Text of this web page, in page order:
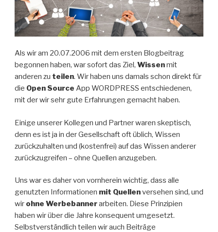
Als wir am 20.07.2006 mit dem ersten Blogbeitrag
begonnen haben, war sofort das Ziel, Wissenmit
anderen zu teilen. Wir haben uns damals schon direkt für
die Open Source App WORDPRESS entschiedenen,
mit der wir sehr gute Erfahrungen gemacht haben.
Einige unserer Kollegen und Partner waren skeptisch,
denn es ist ja in der Gesellschaft oft üblich, Wissen
zurückzuhalten und (kostenfrei) auf das Wissen anderer
zurückzugreifen – ohne Quellen anzugeben.
Uns war es daher von vornherein wichtig, dass alle
genutzten Informationen mit Quellenversehen sind, und
wir ohne Werbebannerarbeiten. Diese Prinzipien
haben wir über die Jahre konsequent umgesetzt.
Selbstverständlich teilen wir auch Beiträge